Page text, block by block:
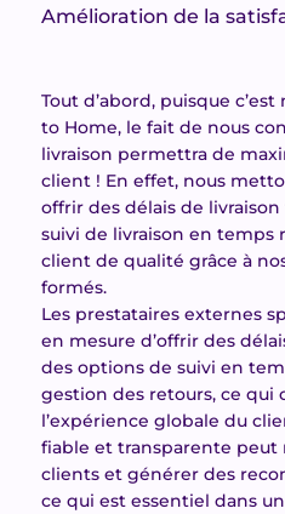
Amélioration de la
Tout d’abord, puisque
to Home, le fait de nous
livraison permettra de
client ! En effet, nous
offrir des délais de
suivi de livraison en temps
client de qualité grâce à
formés.
Les prestataires externes
en mesure d’offrir des
des options de suivi en
gestion des retours, ce qui
l’expérience globale du
fiable et transparente peut
clients et générer des
ce qui est essentiel dans